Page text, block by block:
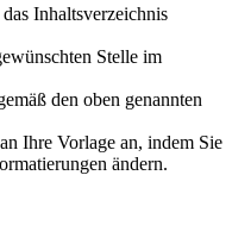
Inhaltsverzeichnis
Stelle im
den oben genannten
Ihre Vorlage an, indem Sie
ändern.